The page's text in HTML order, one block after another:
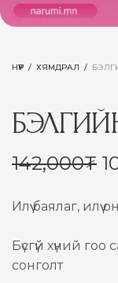
НҮҮР / ХЯМДРАЛ /
142,000₮
Илүү баялаг,
Бүсгүй хүний
сонголт